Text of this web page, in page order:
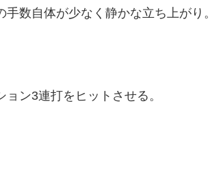
数自体が少なく静かな立ち上がり。
ン3連打をヒットさせる。